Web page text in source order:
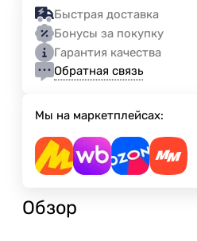
Быстрая доставка
Бонусы за покупку
Гарантия качества
Обратная связь
Мы на маркетплейсах:
Обзор